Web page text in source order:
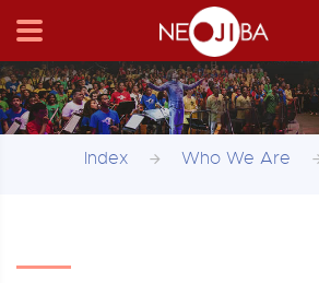
Index Who We Are